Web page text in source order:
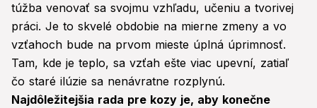
túžba venovať sa svojmu vzhľadu, učeniu a tvorivej
práci. Je to skvelé obdobie na mierne zmeny a vo
vzťahoch bude na prvom mieste úplná úprimnosť.
Tam, kde je teplo, sa vzťah ešte viac upevní, zatiaľ
čo staré ilúzie sa nenávratne rozplynú.
Najdôležitejšia rada pre kozy je, aby konečne